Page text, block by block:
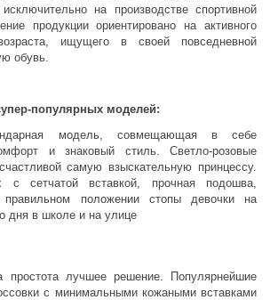
на производстве спортивной
продукции ориентировано на активного
ищущего в своей повседневной
обувь.
популярных моделей:
модель, совмещающая в себе
и знаковый стиль. Светло-розовые
самую взыскательную принцессу.
с сетчатой вставкой, прочная подошва,
положении стопы девочки на
дня в школе и на улице
простота лучшее решение. Популярнейшие
с минимальными кожаными вставками